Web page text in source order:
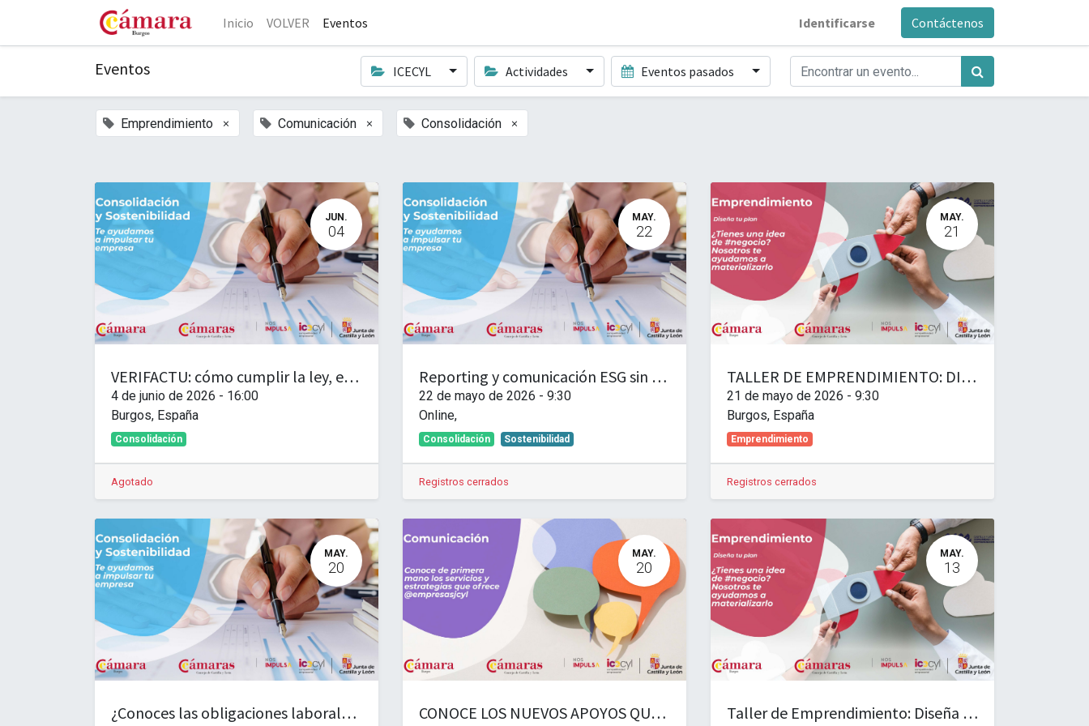
Inicio VOLVER Eventos Identificarse Contáctenos
Eventos ICECYL Actividades Eventos pasados
Emprendimiento × Comunicación × Consolidación ×
JUN.
04
VERIFACTU: cómo cumplir la ley, evitar sanciones y facturar
4 de junio de 2026 - 16:00
Burgos, España
Consolidación
Agotado
MAY.
22
Reporting y comunicación ESG sin greenwashing. Decir lo que haces, hacer lo que dices
22 de mayo de 2026 - 9:30
Online,
Consolidación Sostenibilidad
Registros cerrados
MAY.
21
TALLER DE EMPRENDIMIENTO: DISEÑA TU PLAN AVANZADO. FINANZAS Y FISCALIDAD PARA TU NUEVA EMPRESA
21 de mayo de 2026 - 9:30
Burgos, España
Emprendimiento
Registros cerrados
MAY.
20
¿Conoces las obligaciones laborales de tu empresa?
MAY.
20
CONOCE LOS NUEVOS APOYOS QUE ICECYL BRINDA AL TEJIDO EMPRESARIAL
MAY.
13
Taller de Emprendimiento: Diseña tu plan. Nivel Básico. Las Mutuas y sus prestaciones.